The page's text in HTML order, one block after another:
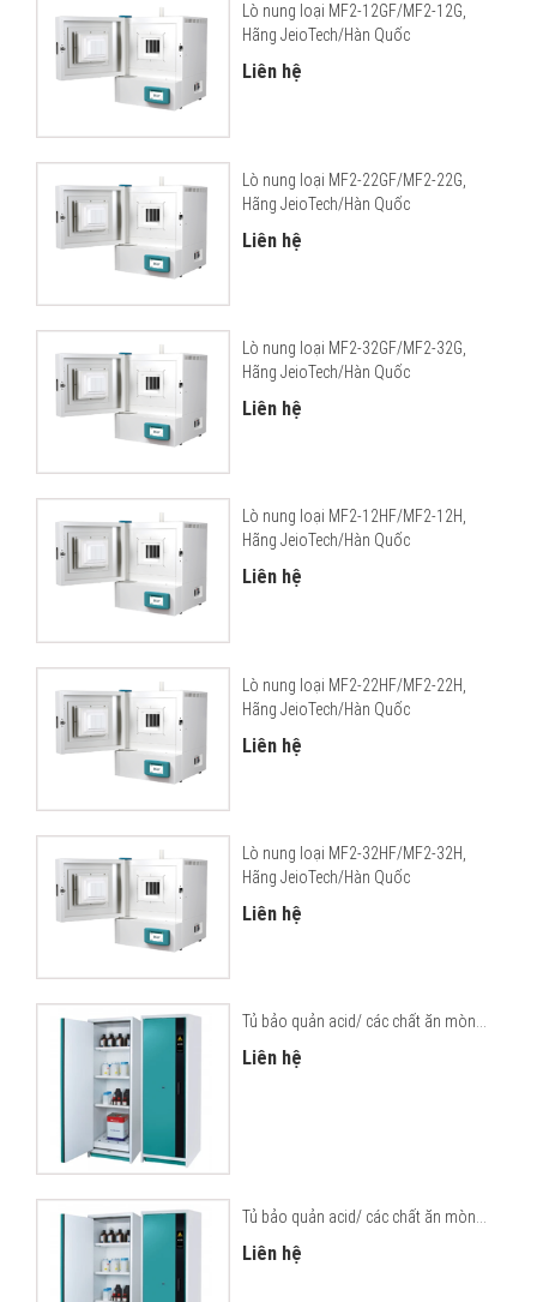
Lò nung loại MF2-12GF/MF2-12G,
Hãng JeioTech/Hàn Quốc
Liên hệ
Lò nung loại MF2-22GF/MF2-22G,
Hãng JeioTech/Hàn Quốc
Liên hệ
Lò nung loại MF2-32GF/MF2-32G,
Hãng JeioTech/Hàn Quốc
Liên hệ
Lò nung loại MF2-12HF/MF2-12H,
Hãng JeioTech/Hàn Quốc
Liên hệ
Lò nung loại MF2-22HF/MF2-22H,
Hãng JeioTech/Hàn Quốc
Liên hệ
Lò nung loại MF2-32HF/MF2-32H,
Hãng JeioTech/Hàn Quốc
Liên hệ
Tủ bảo quản acid/ các chất ăn mòn...
Liên hệ
Tủ bảo quản acid/ các chất ăn mòn...
Liên hệ